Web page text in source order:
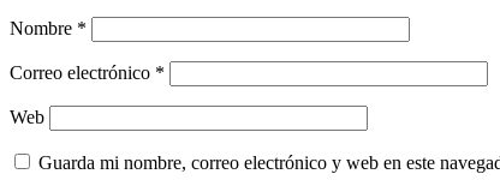
Nombre *
Correo electrónico *
Web
Guarda mi nombre, correo electrónico y web en este